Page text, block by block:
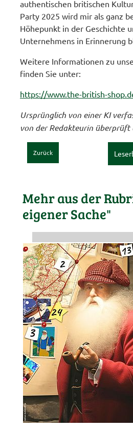
authentischen britischen
Party 2025 wird mir als ganz
Höhepunkt in der Geschichte
Unternehmens in Erinnerung
Weitere Informationen zu
finden Sie unter:
https://www.the-british-
Ursprünglich von einer KI
von der Redakteurin
Zurück
Mehr aus der
eigener Sache"